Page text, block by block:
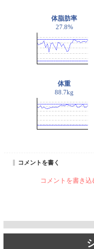
体脂肪率
27.8%
体重
88.7kg
コメントを書く
コメントを書き込